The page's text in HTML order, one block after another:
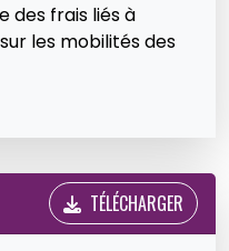
des frais liés à
les mobilités des
TÉLÉCHARGER